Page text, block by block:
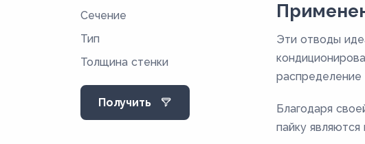
М2РМ
М3
М3М
М3р
Сечение
Тип
Толщина стенки
Получить
Эти отводы
распределение
Благодаря
пайку